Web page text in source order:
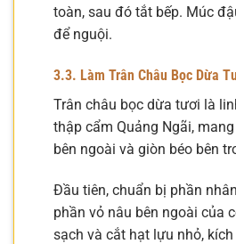
toàn, sau đó tắt bếp. Múc
để nguội.
3.3. Làm Trân Châu Bọc Dừa
Trân châu bọc dừa tươi là
thập cẩm Quảng Ngãi,
bên ngoài và giòn béo bên
Đầu tiên, chuẩn bị phần
phần vỏ nâu bên ngoài của
sạch và cắt hạt lựu nhỏ,